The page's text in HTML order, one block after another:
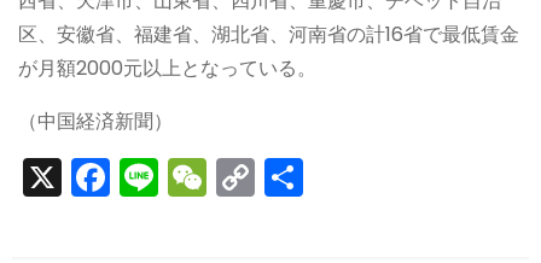
区、安徽省、福建省、湖北省、河南省の計16省で最低賃金
が月額2000元以上となっている。
（中国経済新聞）
X F
a
Li
n
W
e
C
o